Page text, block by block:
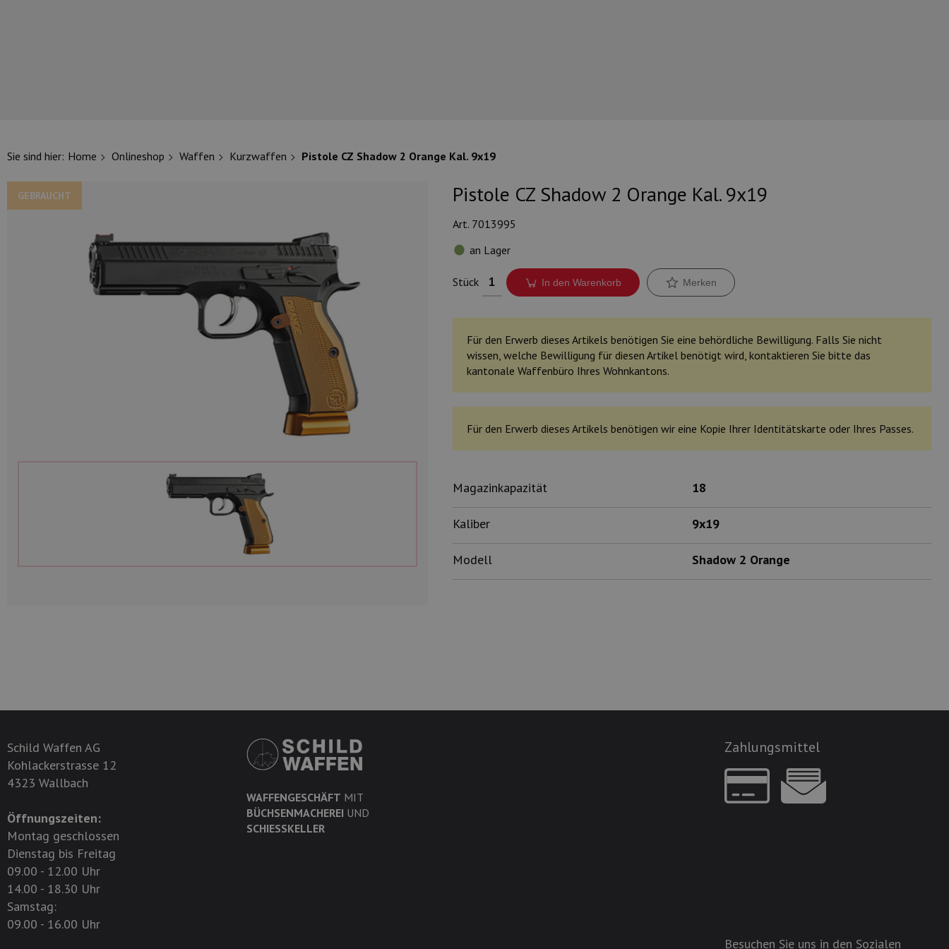
Sie sind hier: Home Onlineshop Waffen Kurzwaffen Pistole CZ Shadow 2 Orange Kal. 9x19
GEBRAUCHT Pistole CZ Shadow 2 Orange Kal. 9x19
Art. 7013995
an Lager
Stück In den Warenkorb Merken
Für den Erwerb dieses Artikels benötigen Sie eine behördliche Bewilligung. Falls Sie nicht
wissen, welche Bewilligung für diesen Artikel benötigt wird, kontaktieren Sie bitte das
kantonale Waffenbüro Ihres Wohnkantons.
Für den Erwerb dieses Artikels benötigen wir eine Kopie Ihrer Identitätskarte oder Ihres Passes.
Magazinkapazität 18
Kaliber 9x19
Modell Shadow 2 Orange
Schild Waffen AG
Kohlackerstrasse 12
4323 Wallbach
Öffnungszeiten:
Montag geschlossen
Dienstag bis Freitag
09.00 - 12.00 Uhr
14.00 - 18.30 Uhr
Samstag:
09.00 - 16.00 Uhr
WAFFENGESCHÄFT MIT
BÜCHSENMACHEREI UND
SCHIESSKELLER
Zahlungsmittel
Besuchen Sie uns in den Sozialen
UNSERE TOP-KATEGORIEN